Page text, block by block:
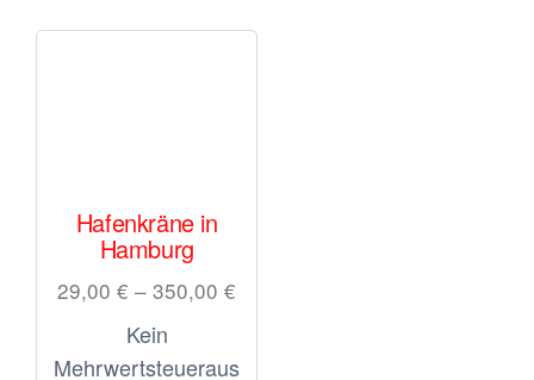
Hafenkräne in
Hamburg
29,00€ –350,00€
Kein
Mehrwertsteueraus